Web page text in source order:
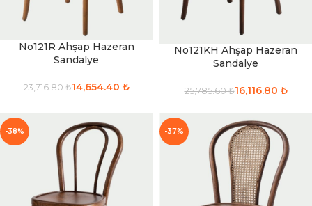
No121R Ahşap Hazeran
Sandalye
23,716.80₺14,654.40 ₺
No121KH Ahşap Hazeran
Sandalye
25,785.60₺16,116.80 ₺
-38% -37%